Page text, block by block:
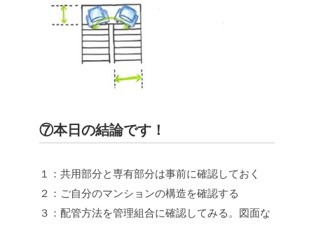
⑦本日の結論です！
１：共用部分と専有部分は事前に確認しておく
２：ご自分のマンションの構造を確認する
３：配管方法を管理組合に確認してみる。図面な